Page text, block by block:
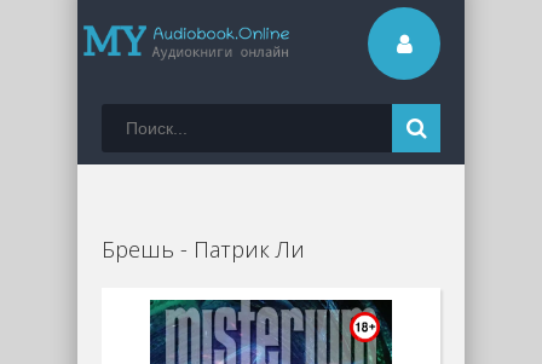
Брешь - Патрик Ли